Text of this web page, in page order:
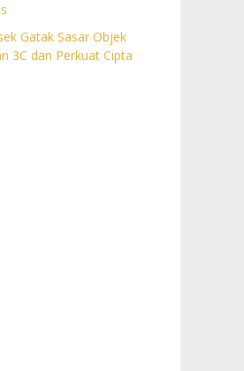
Gatak Sasar Objek
3C dan Perkuat Cipta